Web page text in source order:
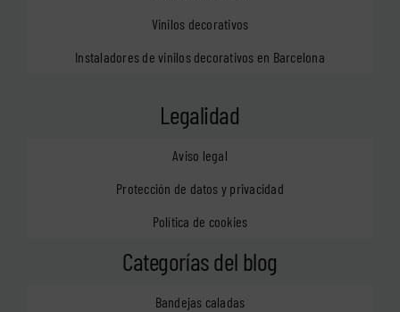
Vinilos decorativos
Instaladores de vinilos decorativos en Barcelona
Legalidad
Aviso legal
Protección de datos y privacidad
Política de cookies
Categorías del blog
Bandejas caladas